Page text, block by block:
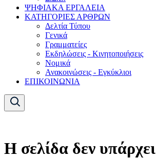
ΨΗΦΙΑΚΑ ΕΡΓΑΛΕΙΑ
ΚΑΤΗΓΟΡΙΕΣ ΑΡΘΡΩΝ
Δελτία Τύπου
Γενικά
Γραμματείες
Εκδηλώσεις - Κινητοποιήσεις
Νομικά
Ανακοινώσεις - Εγκύκλιοι
ΕΠΙΚΟΙΝΩΝΙΑ
Η σελίδα δεν υπάρχει